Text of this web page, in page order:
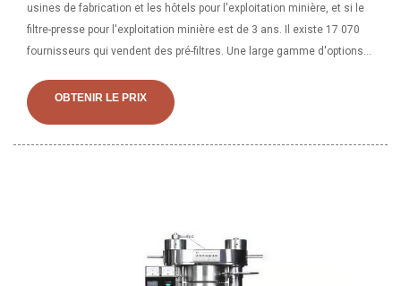
usines de fabrication et les hôtels pour l'exploitation minière, et si le
filtre-presse pour l'exploitation minière est de 3 ans. Il existe 17 070
fournisseurs qui vendent des pré-filtres. Une large gamme d'options
des composants principaux, des services locaux
OBTENIR LE PRIX